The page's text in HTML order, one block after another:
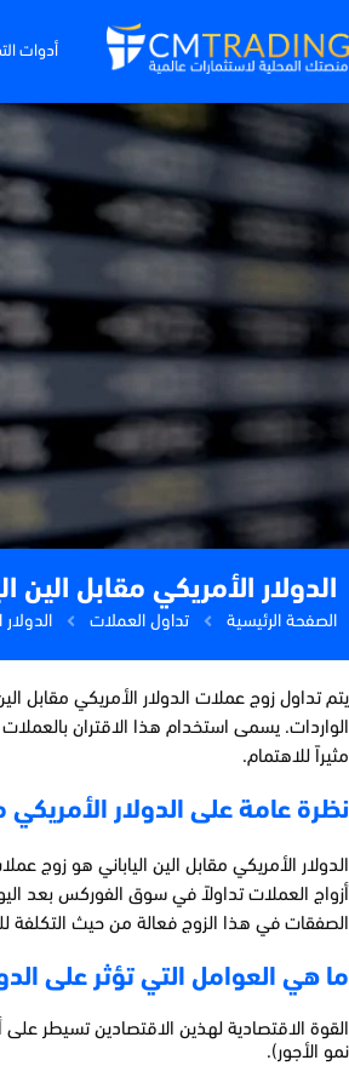
أدوات
الدولار الأمريكي مقابل الين
الصفحة الرئيسية تداول العملات الدولار
يتم تداول زوج عملات الدولار الأمريكي مقابل
الواردات. يسمى استخدام هذا الاقتران بالعملات
مثيراً للاهتمام.
نظرة عامة على الدولار الأمريكي
الدولار الأمريكي مقابل الين الياباني هو زوج
الصفقات في هذا الزوج فعالة من حيث التكلفة
ما هي العوامل التي تؤثر على
القوة الاقتصادية لهذين الاقتصادين تسيطر
نمو الأجور).